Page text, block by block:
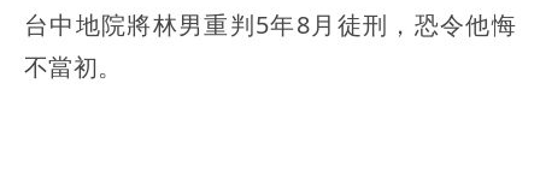
台中地院將林男重判5年8月徒刑，恐令他悔
不當初。